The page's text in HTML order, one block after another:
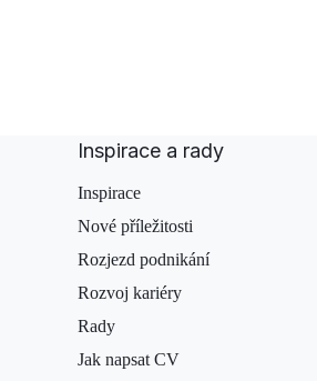
Inspirace a rady
Inspirace
Nové příležitosti
Rozjezd podnikání
Rozvoj kariéry
Rady
Jak napsat CV